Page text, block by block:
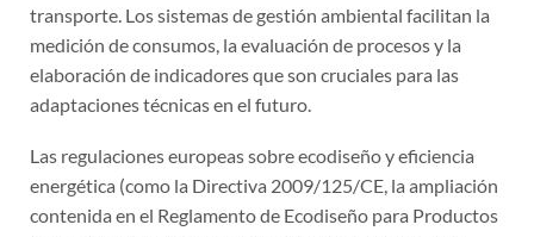
transporte. Los sistemas de gestión ambiental facilitan la
medición de consumos, la evaluación de procesos y la
elaboración de indicadores que son cruciales para las
adaptaciones técnicas en el futuro.
Las regulaciones europeas sobre ecodiseño y eficiencia
energética (como la Directiva 2009/125/CE, la ampliación
contenida en el Reglamento de Ecodiseño para Productos